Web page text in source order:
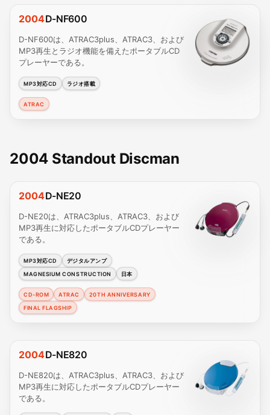
2004D-NF600
D-NF600は、ATRAC3plus、ATRAC3、および
MP3再生とラジオ機能を備えたポータブルCD
プレーヤーである。
MP3対応CD ラジオ搭載
ATRAC
2004 Standout Discman
2004D-NE20
D-NE20は、ATRAC3plus、ATRAC3、および
MP3再生に対応したポータブルCDプレーヤー
である。
MP3対応CD
デジタルアンプ
MAGNESIUM CONSTRUCTION
日本
CD-ROM ATRAC
20TH ANNIVERSARY
FINAL FLAGSHIP
2004D-NE820
D-NE820は、ATRAC3plus、ATRAC3、および
MP3再生に対応したポータブルCDプレーヤー
である。